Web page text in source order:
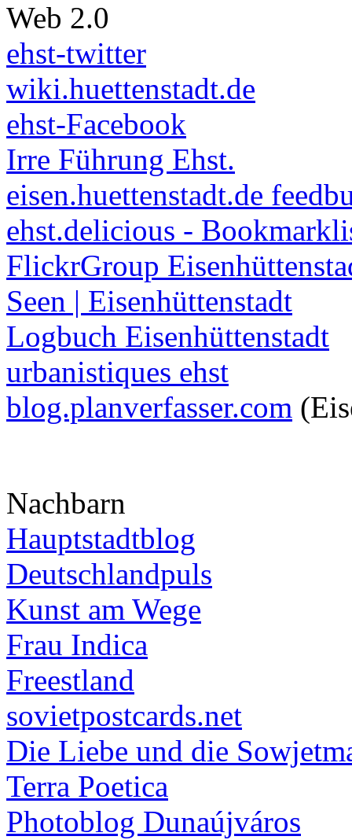
Web 2.0
ehst-twitter
wiki.huettenstadt.de
ehst-Facebook
Irre Führung Ehst.
eisen.huettenstadt.de
ehst.delicious -
FlickrGroup
Seen | Eisenhüttenstadt
Logbuch Eisenhüttenstadt
urbanistiques ehst
blog.planverfasser.com
Nachbarn
Hauptstadtblog
Deutschlandpuls
Kunst am Wege
Frau Indica
Freestland
sovietpostcards.net
Die Liebe und die
Terra Poetica
Photoblog Dunaújváros